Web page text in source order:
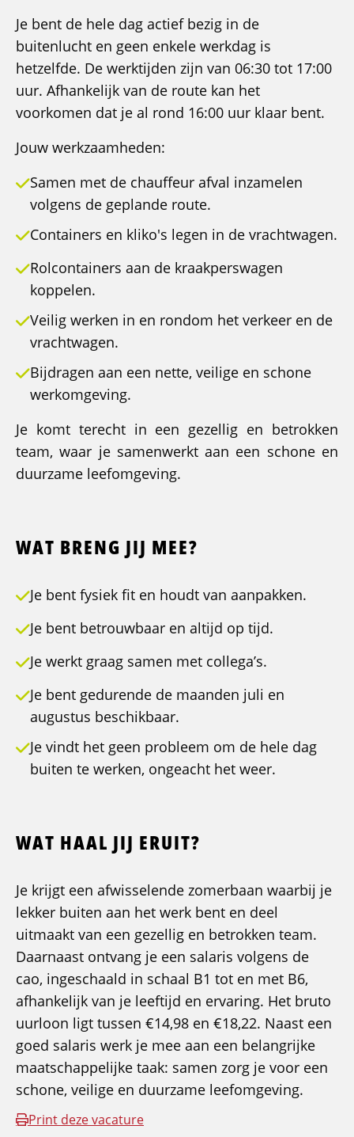
Je bent de hele dag actief bezig in de
buitenlucht en geen enkele werkdag is
hetzelfde. De werktijden zijn van 06:30 tot 17:00
uur. Afhankelijk van de route kan het
voorkomen dat je al rond 16:00 uur klaar bent.
Jouw werkzaamheden:
Samen met de chauffeur afval inzamelen
volgens de geplande route.
Containers en kliko's legen in de vrachtwagen.
Rolcontainers aan de kraakperswagen
koppelen.
Veilig werken in en rondom het verkeer en de
vrachtwagen.
Bijdragen aan een nette, veilige en schone
werkomgeving.
Je komt terecht in een gezellig en betrokken
team, waar je samenwerkt aan een schone en
duurzame leefomgeving.
WAT BRENG JIJ MEE?
Je bent fysiek fit en houdt van aanpakken.
Je bent betrouwbaar en altijd op tijd.
Je werkt graag samen met collega’s.
Je bent gedurende de maanden juli en
augustus beschikbaar.
Je vindt het geen probleem om de hele dag
buiten te werken, ongeacht het weer.
WAT HAAL JIJ ERUIT?
Je krijgt een afwisselende zomerbaan waarbij je
lekker buiten aan het werk bent en deel
uitmaakt van een gezellig en betrokken team.
Daarnaast ontvang je een salaris volgens de
cao, ingeschaald in schaal B1 tot en met B6,
afhankelijk van je leeftijd en ervaring. Het bruto
uurloon ligt tussen €14,98 en €18,22. Naast een
goed salaris werk je mee aan een belangrijke
maatschappelijke taak: samen zorg je voor een
schone, veilige en duurzame leefomgeving.
Print deze vacature